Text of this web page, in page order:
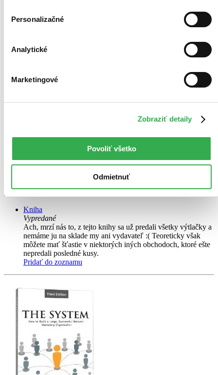
Personalizačné
Analytické
Marketingové
Zobraziť detaily
Povoliť všetko
Odmietnuť
Failla Don
lesklá - 114 str. - ISBN: 80-901780-5-7 - Kniha
Kniha
Vypredané
Ach, mrzí nás to, z tejto knihy sa už predali všetky výtlačky a
nemáme ju na sklade my ani vydavateľ :( Teoreticky však
môžete mať šťastie v niektorých iných obchodoch, ktoré ešte
nepredali posledné kusy.
Pridať do zoznamu